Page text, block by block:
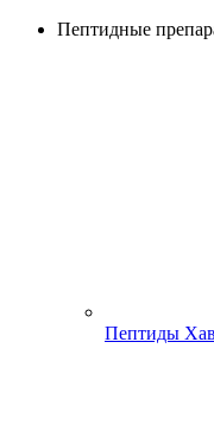
Пептидные
Пептиды